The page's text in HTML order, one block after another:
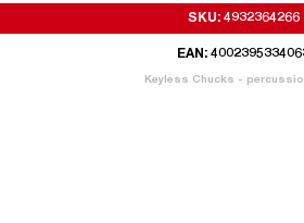
SKU: 4932364266
EAN:
Keyless Chucks -